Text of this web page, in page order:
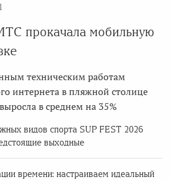
прокачала мобильную
техническим работам
интернета в пляжной столице
в среднем на 35%
видов спорта SUP FEST 2026
выходные
времени: настраиваем идеальный